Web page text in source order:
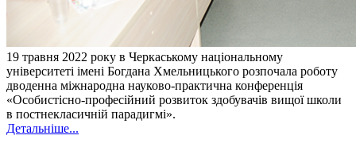
19 травня 2022 року в Черкаському національному
університеті імені Богдана Хмельницького розпочала роботу
дводенна міжнародна науково-практична конференція
«Особистісно-професійний розвиток здобувачів вищої школи
в постнекласичній парадигмі».
Детальніше...